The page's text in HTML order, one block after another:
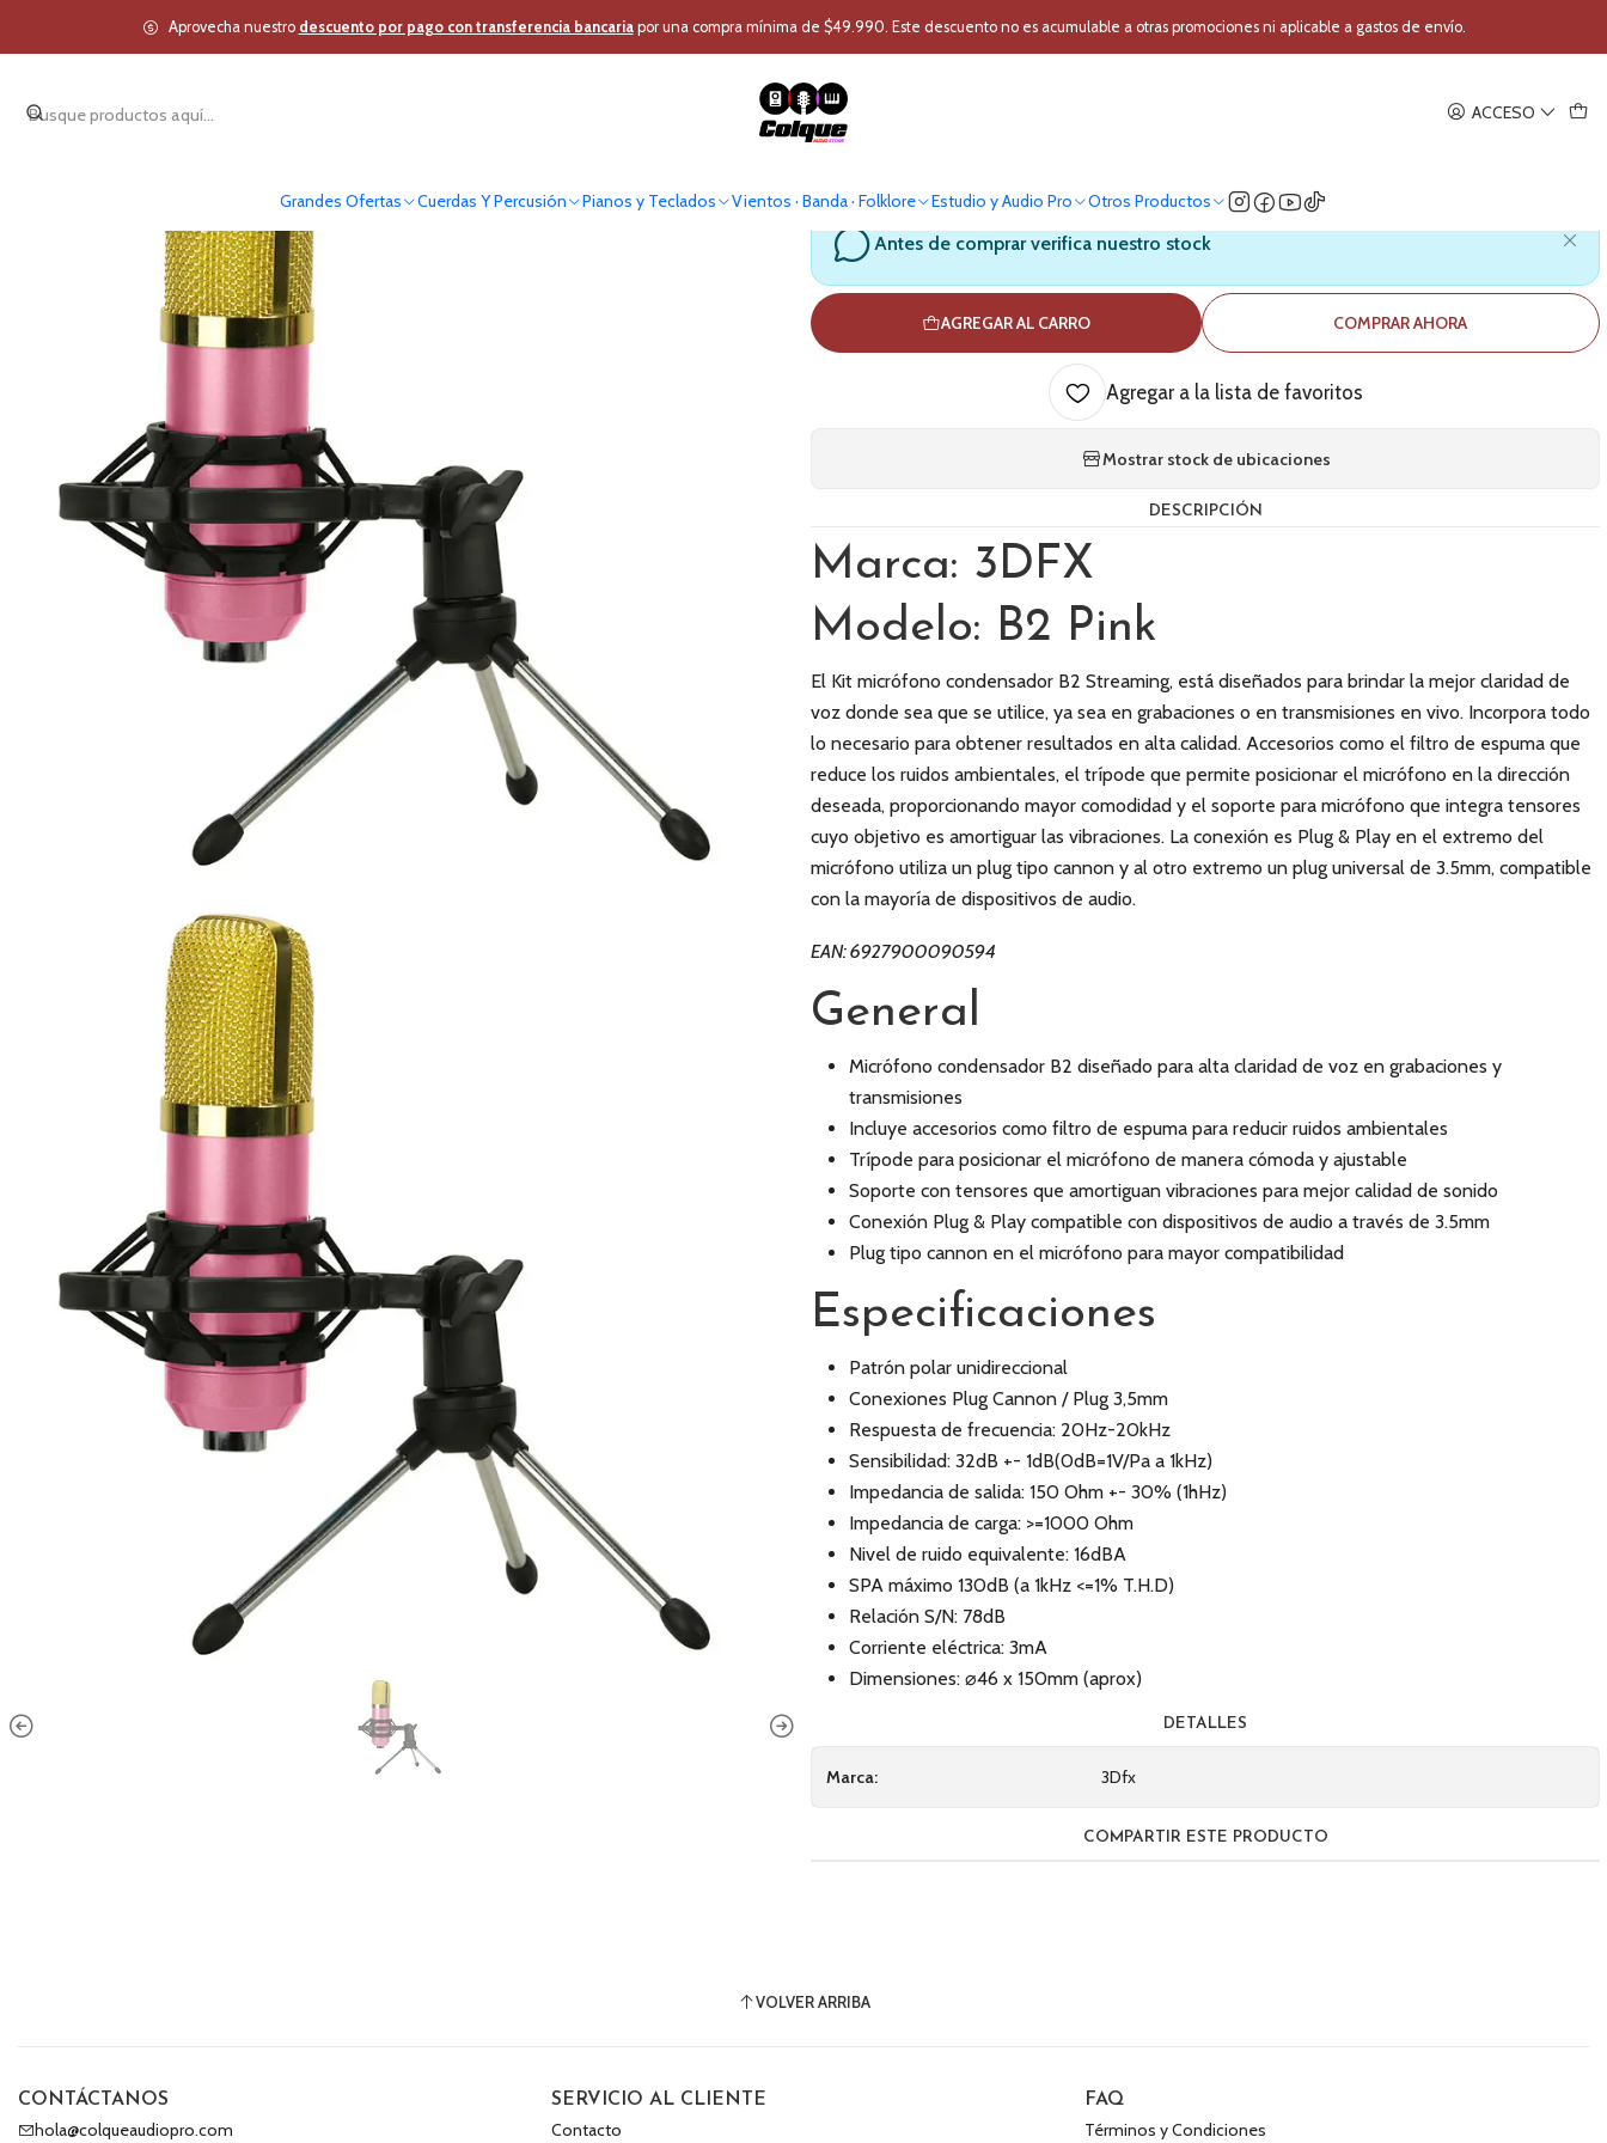
ACCESO
Grandes Ofertas Cuerdas Y Percusión Pianos y Teclados Vientos · Banda · Folklore Estudio y Audio Pro Otros Productos
Aprovecha nuestro descuento por pago con transferencia bancariapor una compra mínima de $49.990. Este descuento no es acumulable a otras promociones ni aplicable a gastos de envío.
Inicio Estudio y Audio Pro Home Estudio y DJ Estudio Micrófono Condensador Micrófono Condensador Miniplug Kit de microfono para transmision 3DFX B2 Pink
Kit de microfono para transmision 3DFX B2
Antes de comprar verifica nuestro stock
AGREGAR AL CARRO COMPRAR AHORA
Agregar a la lista de favoritos
Mostrar stock de ubicaciones
DESCRIPCIÓN
Marca: 3DFX
Modelo: B2 Pink
El Kit micrófono condensador B2 Streaming, está diseñados para brindar la mejor claridad de
voz donde sea que se utilice, ya sea en grabaciones o en transmisiones en vivo. Incorpora todo
lo necesario para obtener resultados en alta calidad. Accesorios como el filtro de espuma que
reduce los ruidos ambientales, el trípode que permite posicionar el micrófono en la dirección
deseada, proporcionando mayor comodidad y el soporte para micrófono que integra tensores
cuyo objetivo es amortiguar las vibraciones. La conexión es Plug & Play en el extremo del
micrófono utiliza un plug tipo cannon y al otro extremo un plug universal de 3.5mm, compatible
con la mayoría de dispositivos de audio.
EAN: 6927900090594
General
Micrófono condensador B2 diseñado para alta claridad de voz en grabaciones y
transmisiones
Incluye accesorios como filtro de espuma para reducir ruidos ambientales
Trípode para posicionar el micrófono de manera cómoda y ajustable
Soporte con tensores que amortiguan vibraciones para mejor calidad de sonido
Conexión Plug & Play compatible con dispositivos de audio a través de 3.5mm
Plug tipo cannon en el micrófono para mayor compatibilidad
Especificaciones
Patrón polar unidireccional
Conexiones Plug Cannon / Plug 3,5mm
Respuesta de frecuencia: 20Hz-20kHz
Sensibilidad: 32dB +- 1dB(0dB=1V/Pa a 1kHz)
Impedancia de salida: 150 Ohm +- 30% (1hHz)
Impedancia de carga: >=1000 Ohm
Nivel de ruido equivalente: 16dBA
SPA máximo 130dB (a 1kHz <=1% T.H.D)
Relación S/N: 78dB
Corriente eléctrica: 3mA
Dimensiones: ⌀46 x 150mm (aprox)
DETALLES
Marca: 3Dfx
COMPARTIR ESTE PRODUCTO
VOLVER ARRIBA
CONTÁCTANOS
hola@colqueaudiopro.com
SERVICIO AL CLIENTE
Contacto
FAQ
Términos y Condiciones